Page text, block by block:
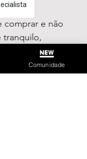
comprar e não
tranquilo,
satisfação
o seuComunidade